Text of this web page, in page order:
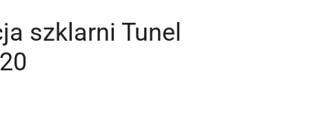
szklarni Tunel